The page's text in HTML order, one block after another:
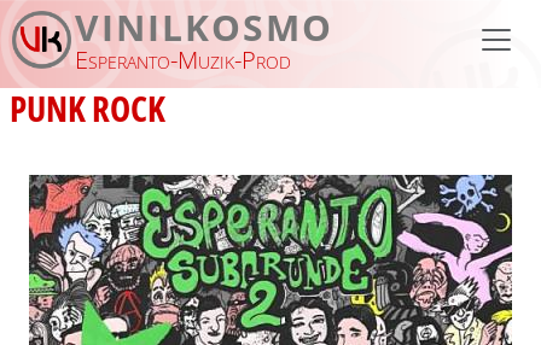
Aller au contenu principal
VINILKOSMO
Esperanto-Muzik-Prod
PUNK ROCK